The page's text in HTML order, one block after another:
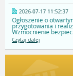
2026-07-17 11:52:37
Ogłoszenie o
przygotowania i
Wzmocnienie
Czytaj dalej